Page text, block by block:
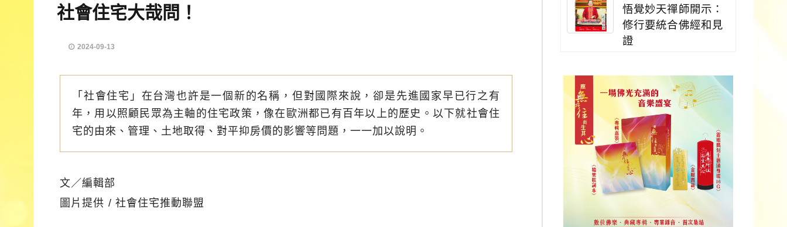
社會住宅大哉問！
2024-09-13
「社會住宅」在台灣也許是一個新的名稱，但對國際來說，卻是先進國家早已行之有
年，用以照顧民眾為主軸的住宅政策，像在歐洲都已有百年以上的歷史。以下就社會住
宅的由來、管理、土地取得、對平抑房價的影響等問題，一一加以說明。
文／編輯部
圖片提供 / 社會住宅推動聯盟
悟覺妙天禪師開示：
修行要統合佛經和見
證